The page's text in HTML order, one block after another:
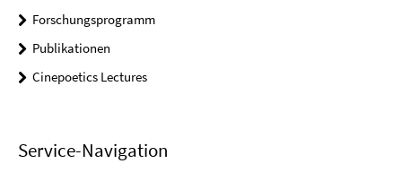
Forschungsprogramm
Publikationen
Cinepoetics Lectures
Service-Navigation